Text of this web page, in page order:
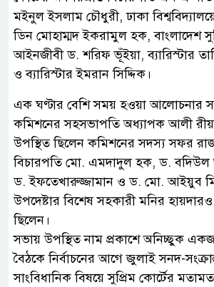
মইনুল ইসলাম চৌধুরী, ঢাকা
ডিন মোহাম্মদ ইকরামুল হক, বাংলাদেশ
আইনজীবী ড. শরিফ ভূঁইয়া, ব্যারিস্টার
ও ব্যারিস্টার ইমরান সিদ্দিক।
এক ঘণ্টার বেশি সময় হওয়া আলোচনার
কমিশনের সহসভাপতি অধ্যাপক আলী
উপস্থিত ছিলেন কমিশনের সদস্য সফর
বিচারপতি মো. এমদাদুল হক, ড.
ড. ইফতেখারুজ্জামান ও ড. মো. আইয়ুব
উপদেষ্টার বিশেষ সহকারী মনির
ছিলেন।
সভায় উপস্থিত নাম প্রকাশে অনিচ্ছুক
বৈঠকে নির্বাচনের আগে জুলাই সনদ-
সাংবিধানিক বিষয়ে সুপ্রিম কোর্টের মতামত